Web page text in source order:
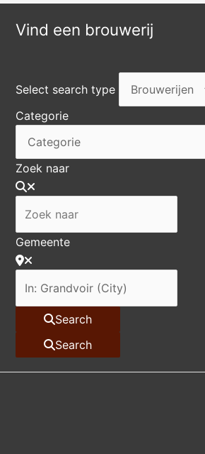
Vind een brouwerij
Select search type
Categorie
Zoek naar
Gemeente
Search
Search